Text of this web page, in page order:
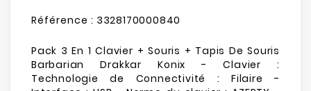
Référence : 3328170000840
Pack 3 En 1 Clavier + Souris + Tapis De Souris
Barbarian Drakkar Konix - Clavier :
Technologie de Connectivité : Filaire -